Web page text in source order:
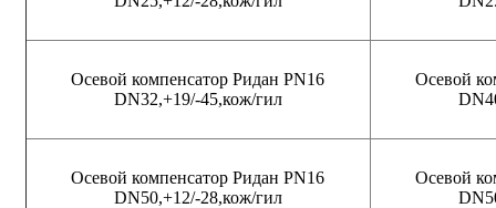
Осевой компенсатор Ридан PN16
DN32,+19/-45,кож/гил
Осевой
Осевой компенсатор Ридан PN16
DN50,+12/-28,кож/гил
Осевой